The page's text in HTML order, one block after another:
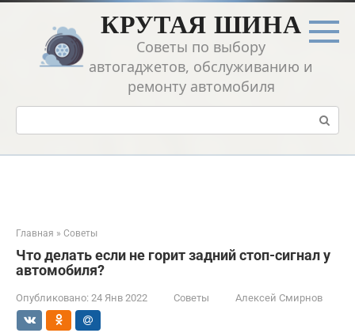
Перейти
контенту
КРУТАЯ ШИНА
Советы по выбору
автогаджетов, обслуживанию и
ремонту автомобиля
Поиск:
Главная » Советы
Что делать если не горит задний стоп-сигнал у
автомобиля?
Опубликовано: 24 Янв 2022 Советы Алексей Смирнов